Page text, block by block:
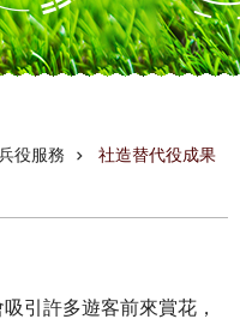
役服務 社造替代役成果
引許多遊客前來賞花，